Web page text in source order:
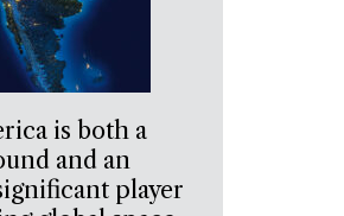
is both a
and an
player